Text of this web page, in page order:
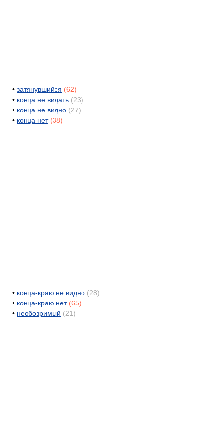
• затянувшийся (62)
• конца не видать (23)
• конца не видно (27)
• конца нет (38)
• конца-краю не видно (28)
• конца-краю нет (65)
• необозримый (21)